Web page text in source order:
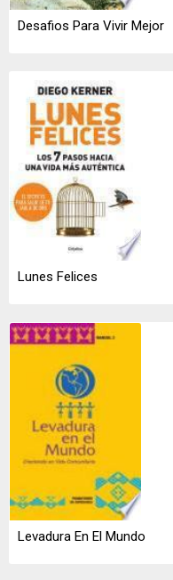
Desafios Para Vivir Mejor
Lunes Felices
Levadura En El Mundo